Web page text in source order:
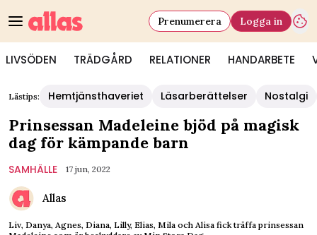
LIVSÖDEN TRÄDGÅRD RELATIONER HANDARBETE
Prenumerera Logga in
Lästips: Hemtjänsthaveriet Läsarberättelser Nostalgi
Prinsessan Madeleine bjöd på magisk
dag för kämpande barn
SAMHÄLLE 17 jun, 2022
Allas
Liv, Danya, Agnes, Diana, Lilly, Elias, Mila och Alisa fick träffa prinsessan